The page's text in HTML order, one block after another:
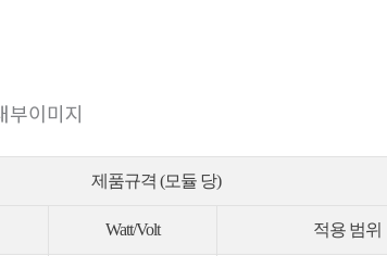
제품규격 (모듈 당)
Watt/Volt 적용 범위